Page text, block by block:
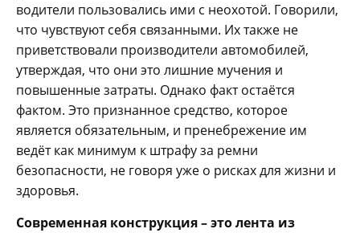
водители пользовались ими с неохотой. Говорили,
что чувствуют себя связанными. Их также не
приветствовали производители автомобилей,
утверждая, что они это лишние мучения и
повышенные затраты. Однако факт остаётся
фактом. Это признанное средство, которое
является обязательным, и пренебрежение им
ведёт как минимум к штрафу за ремни
безопасности, не говоря уже о рисках для жизни и
здоровья.
Современная конструкция – это лента из